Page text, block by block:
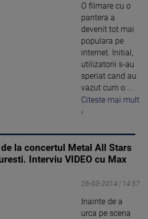
O filmare cu o
pantera a
devenit tot mai
populara pe
internet. Initial,
utilizatorii s-au
speriat cand au
vazut cum o ...
Citeste mai mult
›
de la concertul Metal All Stars
Interviu VIDEO cu Max
26-03-2014 | 14:57
Inainte de a
urca pe scena